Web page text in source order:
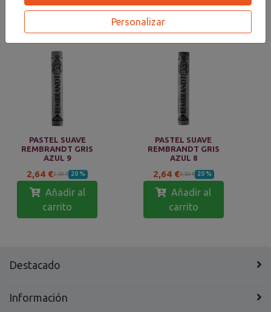
PRODUCTOS RELACIONADOS
PASTEL SUAVE
REMBRANDT GRIS
AZUL 9
2,64 €3,30 € 20 %
Añadir al
carrito
PASTEL SUAVE
REMBRANDT GRIS
AZUL 8
2,64 €3,30 € 20 %
Añadir al
carrito
Destacado
Información
Personalizar